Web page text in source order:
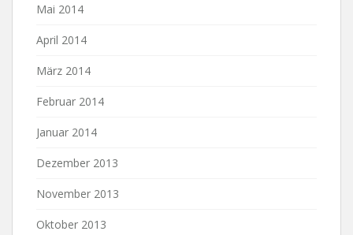
Mai 2014
April 2014
März 2014
Februar 2014
Januar 2014
Dezember 2013
November 2013
Oktober 2013